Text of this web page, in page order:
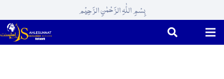
بِسْمِ اللّٰہِ الرَّحْمٰنِ الرَّحِیْم